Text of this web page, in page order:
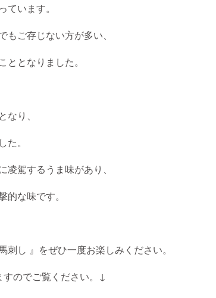
います。
ご存じない方が多い、
ととなりました。
り、
。
駕するうま味があり、
な味です。
し 』をぜひ一度お楽しみください。
のでご覧ください。↓